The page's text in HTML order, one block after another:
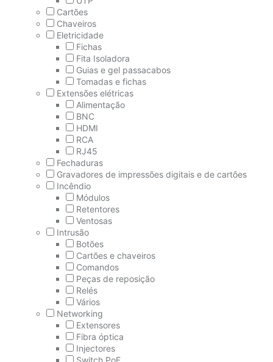
Cartões
Chaveiros
Eletricidade
Fichas
Fita Isoladora
Guias e gel passacabos
Tomadas e fichas
Extensões elétricas
Alimentação
BNC
HDMI
RCA
RJ45
Fechaduras
Gravadores de impressões digitais e de cartões
Incêndio
Módulos
Retentores
Ventosas
Intrusão
Botões
Cartões e chaveiros
Comandos
Peças de reposição
Relés
Vários
Networking
Extensores
Fibra óptica
Injectores
Switch PoE